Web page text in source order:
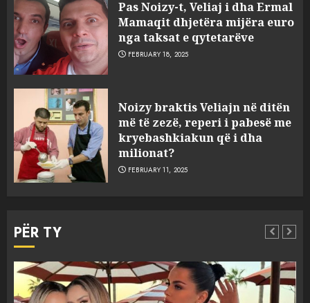
Pas Noizy-t, Veliaj i dha Ermal
Mamaqit dhjetëra mijëra euro
nga taksat e qytetarëve
FEBRUARY 18, 2025
Noizy braktis Veliajn në ditën
më të zezë, reperi i pabesë me
kryebashkiakun që i dha
milionat?
FEBRUARY 11, 2025
PËR TY
3
sulmuan “One Albania”,
ngjarja u fsheh. A u vodhën
serverat?
MARCH 25, 2025
4 MARCH 25, 2025